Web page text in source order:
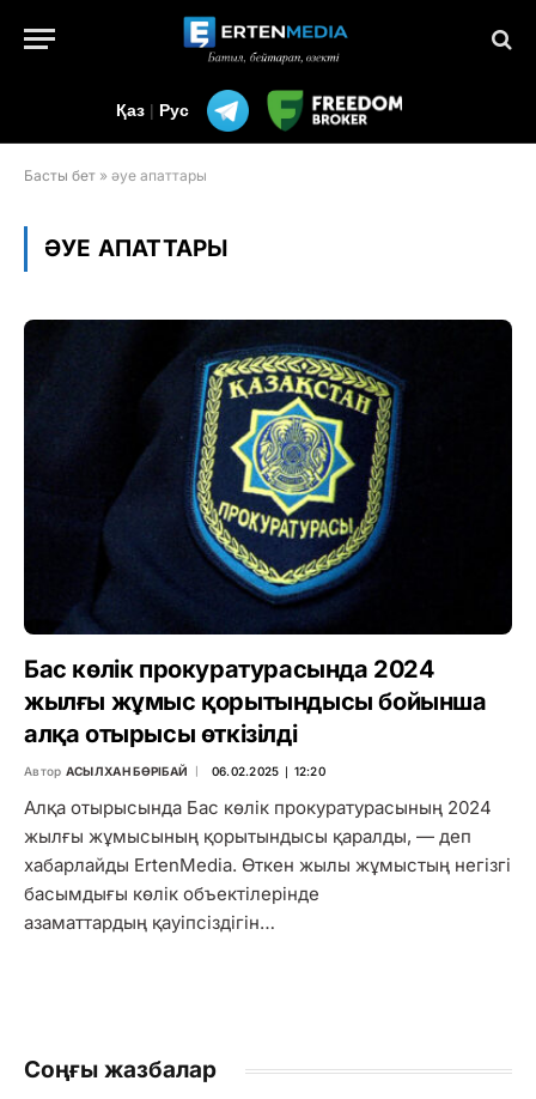
Қаз | Рус
Басты бет » әуе апаттары
ӘУЕ АПАТТАРЫ
Бас көлік прокуратурасында 2024
жылғы жұмыс қорытындысы бойынша
алқа отырысы өткізілді
Автор АСЫЛХАН БӨРІБАЙ 06.02.2025 ∣ 12:20
Алқа отырысында Бас көлік прокуратурасының 2024
жылғы жұмысының қорытындысы қаралды, — деп
хабарлайды ErtenMedia. Өткен жылы жұмыстың негізгі
басымдығы көлік объектілерінде
азаматтардың қауіпсіздігін…
Соңғы жазбалар